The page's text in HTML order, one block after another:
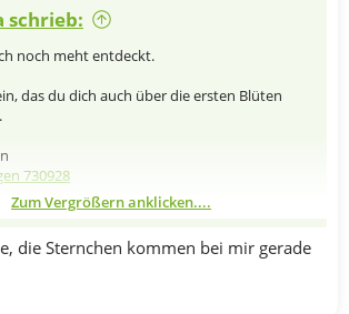
schrieb:
noch meht entdeckt.
das du dich auch über die ersten Blüten
730928
anzeigen 730929
Zum Vergrößern anklicken....
die Sternchen kommen bei mir gerade